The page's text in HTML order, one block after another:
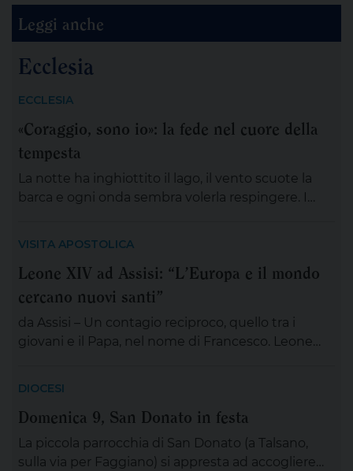
Leggi anche
Ecclesia
ECCLESIA
«Coraggio, sono io»: la fede nel cuore della
tempesta
La notte ha inghiottito il lago, il vento scuote la
barca e ogni onda sembra volerla respingere. I
prende spazio, le certezze si incrinano e perfino
ciò che potrebbe salvarci appare minaccioso.
VISITA APOSTOLICA
Leone XIV ad Assisi: “L’Europa e il mondo
cercano nuovi santi”
da Assisi – Un contagio reciproco, quello tra i
giovani e il Papa, nel nome di Francesco. Leone
“popolo giovane” proveniente dal nostro
Continente: 2.500 persone, credenti e non
credenti, tra […]
DIOCESI
Domenica 9, San Donato in festa
La piccola parrocchia di San Donato (a Talsano,
sulla via per Faggiano) si appresta ad accogliere